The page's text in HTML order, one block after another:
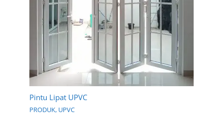
Pintu Lipat UPVC
PRODUK, UPVC